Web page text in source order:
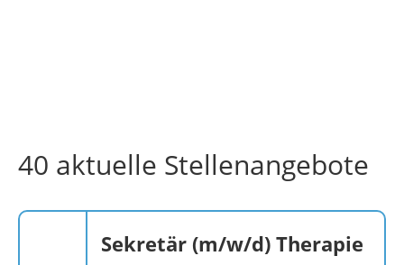
40 aktuelle Stellenangebote
Sekretär (m/w/d) Therapie